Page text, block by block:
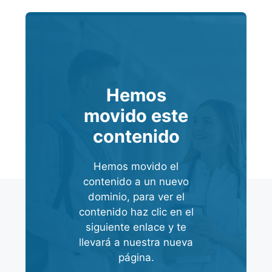
Hemos
movido este
contenido
Hemos movido el
contenido a un nuevo
dominio, para ver el
contenido haz clic en el
siguiente enlace y te
llevará a nuestra nueva
página.